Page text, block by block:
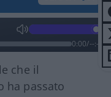
0:00/--:--
che il
ha passato